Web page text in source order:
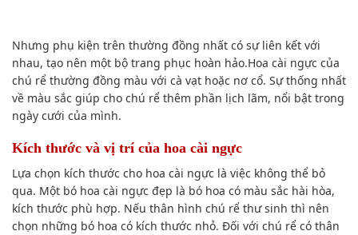
Nhưng phụ kiện trên thường đồng nhất có sự liên kết với
nhau, tạo nên một bộ trang phục hoàn hảo.Hoa cài ngực của
chú rể thường đồng màu với cà vạt hoặc nơ cổ. Sự thống nhất
về màu sắc giúp cho chú rể thêm phần lịch lãm, nổi bật trong
ngày cưới của mình.
Kích thước và vị trí của hoa cài ngực
Lựa chọn kích thước cho hoa cài ngực là việc không thể bỏ
qua. Một bó hoa cài ngực đẹp là bó hoa có màu sắc hài hòa,
kích thước phù hợp. Nếu thân hình chú rể thư sinh thì nên
chọn những bó hoa có kích thước nhỏ. Đối với chú rể có thân